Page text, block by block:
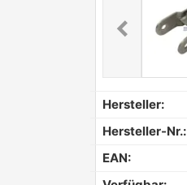
chevron_leftPrevious
Hersteller:
Hersteller-Nr.:
EAN: